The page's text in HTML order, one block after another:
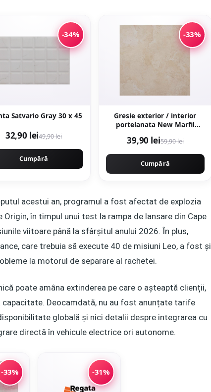
-34%
Faianta Satvario Gray 30 x 45
32,90 lei49,90 lei
Cumpără
-33%
Gresie exterior / interior
portelanata New Marfil
rectificata tip piatra naturala
39,90 lei59,90 lei
Cumpără
acestui an, programul a fost afectat de explozia
Origin, în timpul unui test la rampa de lansare din Cape
viitoare până la sfârșitul anului 2026. În plus,
care trebuia să execute 40 de misiuni Leo, a fost și
la motorul de separare al rachetei.
poate amâna extinderea pe care o așteaptă clienții,
Deocamdată, nu au fost anunțate tarife
globală și nici detalii despre integrarea cu
directă în vehicule electrice ori autonome.
-33% -31%